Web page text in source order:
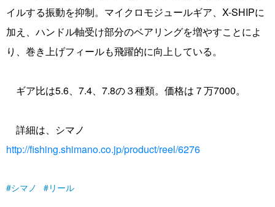
イルする振動を抑制。マイクロモジュールギア、X-SHIPに
加え、ハンドル軸受け部分のベアリングを増やすことによ
り、巻き上げフィールも飛躍的に向上している。
ギア比は5.6、7.4、7.8の３種類。価格は７万7000。
詳細は、シマノ
http://fishing.shimano.co.jp/product/reel/6276
シマノ リール